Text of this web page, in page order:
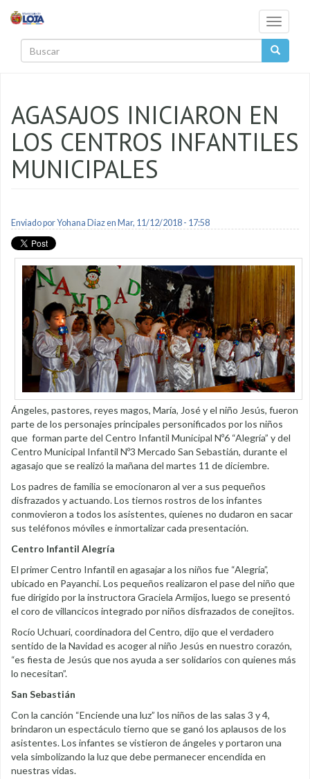
Toggle
AGASAJOS INICIARON EN
LOS CENTROS INFANTILES
MUNICIPALES
Enviado porYohana Diazen Mar, 11/12/2018 - 17:58
Ángeles, pastores, reyes magos, María, José y el niño Jesús, fueron
parte de los personajes principales personificados por los niños
que forman parte del Centro Infantil Municipal Nº6 “Alegría” y del
Centro Municipal Infantil Nº3 Mercado San Sebastián, durante el
agasajo que se realizó la mañana del martes 11 de diciembre.
Los padres de familia se emocionaron al ver a sus pequeños
disfrazados y actuando. Los tiernos rostros de los infantes
conmovieron a todos los asistentes, quienes no dudaron en sacar
sus teléfonos móviles e inmortalizar cada presentación.
Centro Infantil Alegría
El primer Centro Infantil en agasajar a los niños fue “Alegría”,
ubicado en Payanchi. Los pequeños realizaron el pase del niño que
fue dirigido por la instructora Graciela Armijos, luego se presentó
el coro de villancicos integrado por niños disfrazados de conejitos.
Rocío Uchuari, coordinadora del Centro, dijo que el verdadero
sentido de la Navidad es acoger al niño Jesús en nuestro corazón,
“es fiesta de Jesús que nos ayuda a ser solidarios con quienes más
lo necesitan”.
San Sebastián
Con la canción “Enciende una luz” los niños de las salas 3 y 4,
brindaron un espectáculo tierno que se ganó los aplausos de los
asistentes. Los infantes se vistieron de ángeles y portaron una
vela simbolizando la luz que debe permanecer encendida en
nuestras vidas.